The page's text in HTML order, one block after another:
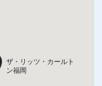
ザ・リッツ・カールト
ン福岡
ザ・リッツ・カールト
ン福岡